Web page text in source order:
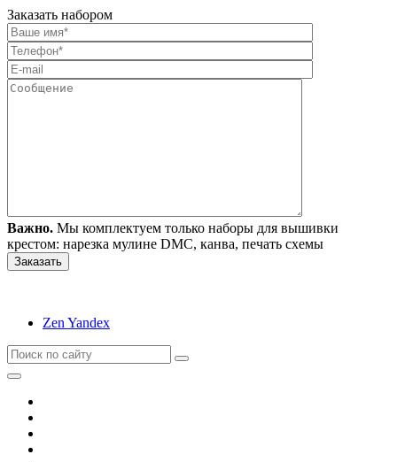
Заказать набором
Важно. Мы комплектуем только наборы для вышивки
крестом: нарезка мулине DMC, канва, печать схемы
Zen Yandex